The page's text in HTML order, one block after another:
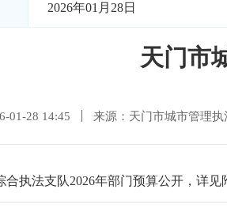
2026年01月28日
天门市
01-28 14:45 来源：天门市城市管理执
执法支队2026年部门预算公开，详见